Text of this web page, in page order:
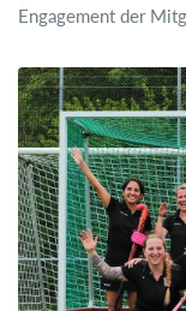
Engagement der